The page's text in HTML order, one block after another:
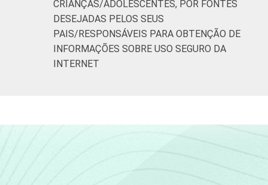
CRIANÇAS/ADOLESCENTES, POR FONTES
DESEJADAS PELOS SEUS
PAIS/RESPONSÁVEIS PARA OBTENÇÃO DE
INFORMAÇÕES SOBRE USO SEGURO DA
INTERNET